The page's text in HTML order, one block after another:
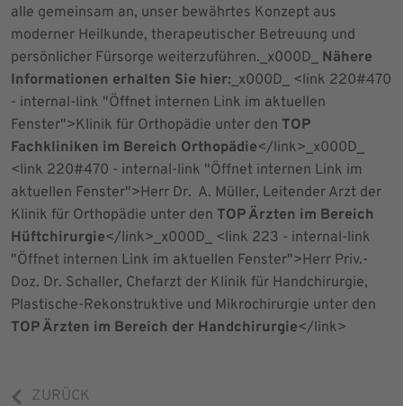
alle gemeinsam an, unser bewährtes Konzept aus
moderner Heilkunde, therapeutischer Betreuung und
persönlicher Fürsorge weiterzuführen._x000D_ Nähere
Informationen erhalten Sie hier:_x000D_ <link 220#470
- internal-link "Öffnet internen Link im aktuellen
Fenster">Klinik für Orthopädie unter den TOP
Fachkliniken im Bereich Orthopädie</link>_x000D_
<link 220#470 - internal-link "Öffnet internen Link im
aktuellen Fenster">Herr Dr. A. Müller, Leitender Arzt der
Klinik für Orthopädie unter den TOP Ärzten im Bereich
Hüftchirurgie</link>_x000D_ <link 223 - internal-link
"Öffnet internen Link im aktuellen Fenster">Herr Priv.-
Doz. Dr. Schaller, Chefarzt der Klinik für Handchirurgie,
Plastische-Rekonstruktive und Mikrochirurgie unter den
TOP Ärzten im Bereich der Handchirurgie</link>
ZURÜCK